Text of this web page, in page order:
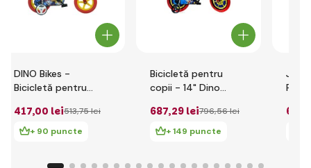
DINO Bikes -
Bicicletă pentru
Paw Patrol 2017
417,00 lei513,75 lei
+ 90 puncte
Bicicletă pentru
copii - 14" Dino
687,29 lei796,56 lei
+ 149 puncte
Paw
68